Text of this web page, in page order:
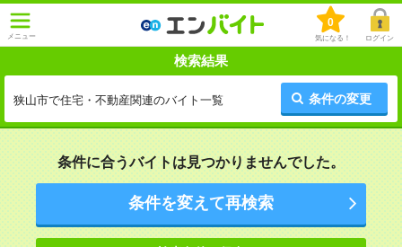
メニュー
0
気になる！ ログイン
検索結果
狭山市で住宅・不動産関連のバイト一覧 条件の変更
条件に合うバイトは見つかりませんでした。
条件を変えて再検索